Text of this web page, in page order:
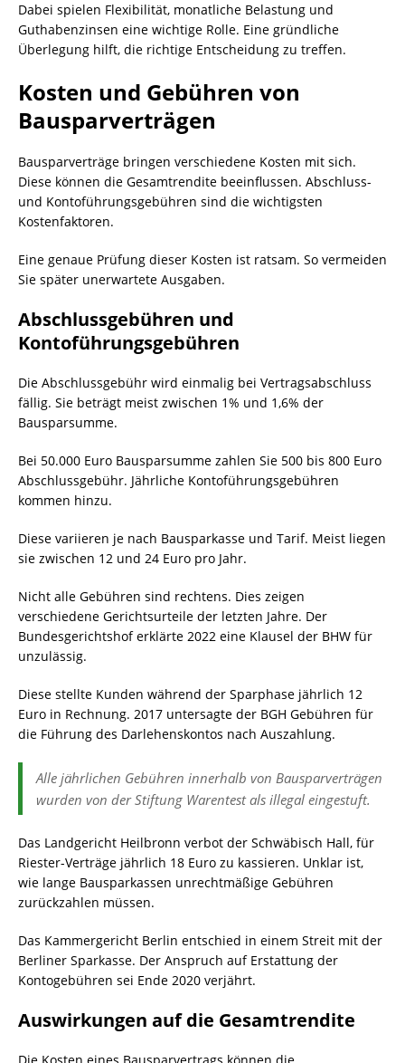
Dabei spielen Flexibilität, monatliche Belastung und
Guthabenzinsen eine wichtige Rolle. Eine gründliche
Überlegung hilft, die richtige Entscheidung zu treffen.
Kosten und Gebühren von
Bausparverträgen
Bausparverträge bringen verschiedene Kosten mit sich.
Diese können die Gesamtrendite beeinflussen. Abschluss-
und Kontoführungsgebühren sind die wichtigsten
Kostenfaktoren.
Eine genaue Prüfung dieser Kosten ist ratsam. So vermeiden
Sie später unerwartete Ausgaben.
Abschlussgebühren und
Kontoführungsgebühren
Die Abschlussgebühr wird einmalig bei Vertragsabschluss
fällig. Sie beträgt meist zwischen 1% und 1,6% der
Bausparsumme.
Bei 50.000 Euro Bausparsumme zahlen Sie 500 bis 800 Euro
Abschlussgebühr. Jährliche Kontoführungsgebühren
kommen hinzu.
Diese variieren je nach Bausparkasse und Tarif. Meist liegen
sie zwischen 12 und 24 Euro pro Jahr.
Nicht alle Gebühren sind rechtens. Dies zeigen
verschiedene Gerichtsurteile der letzten Jahre. Der
Bundesgerichtshof erklärte 2022 eine Klausel der BHW für
unzulässig.
Diese stellte Kunden während der Sparphase jährlich 12
Euro in Rechnung. 2017 untersagte der BGH Gebühren für
die Führung des Darlehenskontos nach Auszahlung.
Alle jährlichen Gebühren innerhalb von Bausparverträgen
wurden von der Stiftung Warentest als illegal eingestuft.
Das Landgericht Heilbronn verbot der Schwäbisch Hall, für
Riester-Verträge jährlich 18 Euro zu kassieren. Unklar ist,
wie lange Bausparkassen unrechtmäßige Gebühren
zurückzahlen müssen.
Das Kammergericht Berlin entschied in einem Streit mit der
Berliner Sparkasse. Der Anspruch auf Erstattung der
Kontogebühren sei Ende 2020 verjährt.
Auswirkungen auf die Gesamtrendite